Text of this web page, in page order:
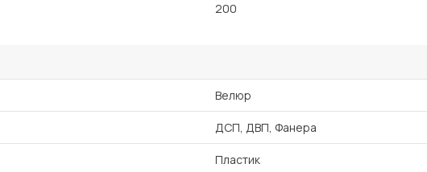
200
Велюр
ДСП, ДВП, Фанера
Пластик